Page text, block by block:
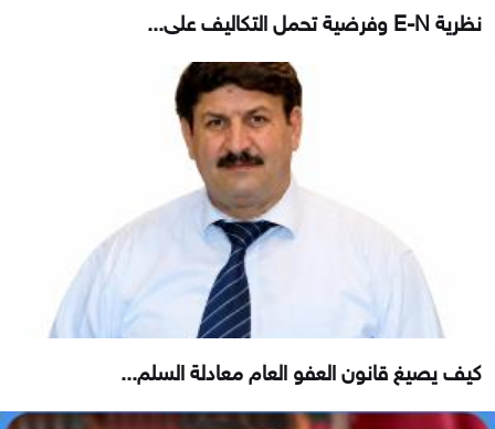
نظرية E-N وفرضية تحمل التكاليف على...
كيف يصيغ قانون العفو العام معادلة السلم...